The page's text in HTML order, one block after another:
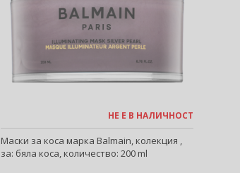
НЕ Е В НАЛИЧНОСТ
Маски за коса марка Balmain, колекция ,
за: бяла коса, количество: 200 ml